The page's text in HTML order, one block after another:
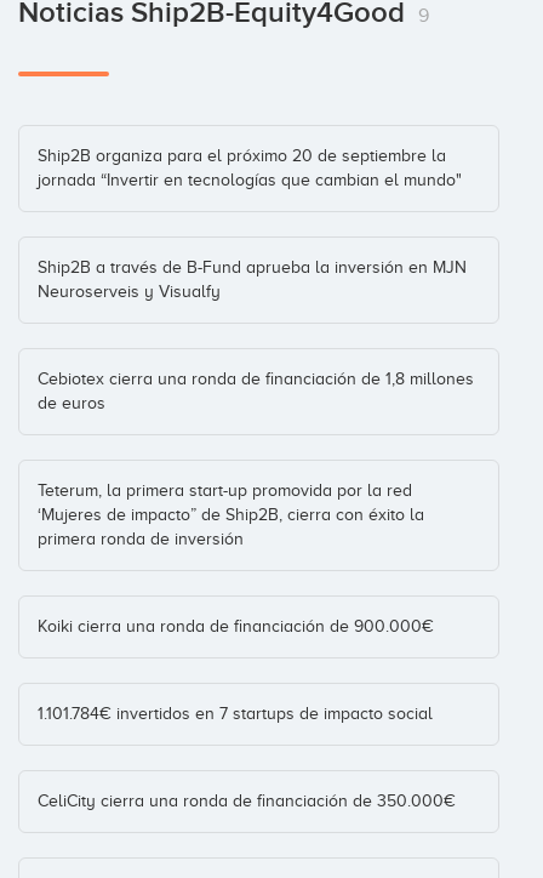
Hardware (+5)
Qida
Smile and Learn
Worldcoo
IESE-Red de Business Angels
Southup Ventures
Coinversiones: 1
Tom Horsey
Coinversiones: 1
Andreas Mihalovits
Coinversiones: 1
Inveready
Coinversiones: 1
Noticias Ship2B-Equity4Good 9
Ship2B organiza para el próximo 20 de septiembre la
jornada “Invertir en tecnologías que cambian el mundo"
Ship2B a través de B-Fund aprueba la inversión en MJN
Neuroserveis y Visualfy
Cebiotex cierra una ronda de financiación de 1,8 millones
de euros
Teterum, la primera start-up promovida por la red
‘Mujeres de impacto” de Ship2B, cierra con éxito la
primera ronda de inversión
Koiki cierra una ronda de financiación de 900.000€
1.101.784€ invertidos en 7 startups de impacto social
CeliCity cierra una ronda de financiación de 350.000€